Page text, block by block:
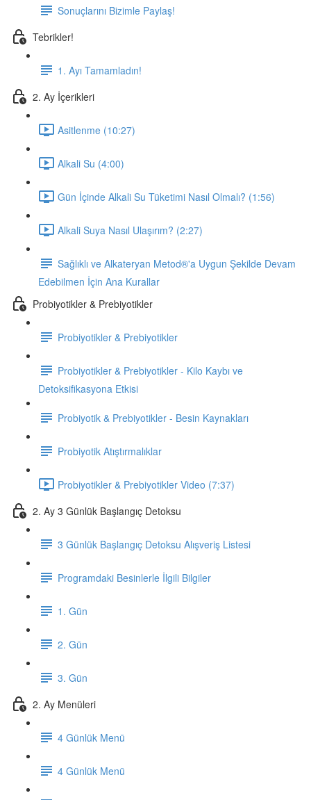
Sonuçlarını Bizimle Paylaş!
Tebrikler!
1. Ayı Tamamladın!
2. Ay İçerikleri
Asitlenme (10:27)
Alkali Su (4:00)
Gün İçinde Alkali Su Tüketimi Nasıl Olmalı? (1:56)
Alkali Suya Nasıl Ulaşırım? (2:27)
Sağlıklı ve Alkateryan Metod®'a Uygun Şekilde Devam
Edebilmen İçin Ana Kurallar
Probiyotikler & Prebiyotikler
Probiyotikler & Prebiyotikler
Probiyotikler & Prebiyotikler - Kilo Kaybı ve
Detoksifikasyona Etkisi
Probiyotik & Prebiyotikler - Besin Kaynakları
Probiyotik Atıştırmalıklar
Probiyotikler & Prebiyotikler Video (7:37)
2. Ay 3 Günlük Başlangıç Detoksu
3 Günlük Başlangıç Detoksu Alışveriş Listesi
Programdaki Besinlerle İlgili Bilgiler
1. Gün
2. Gün
3. Gün
2. Ay Menüleri
4 Günlük Menü
4 Günlük Menü